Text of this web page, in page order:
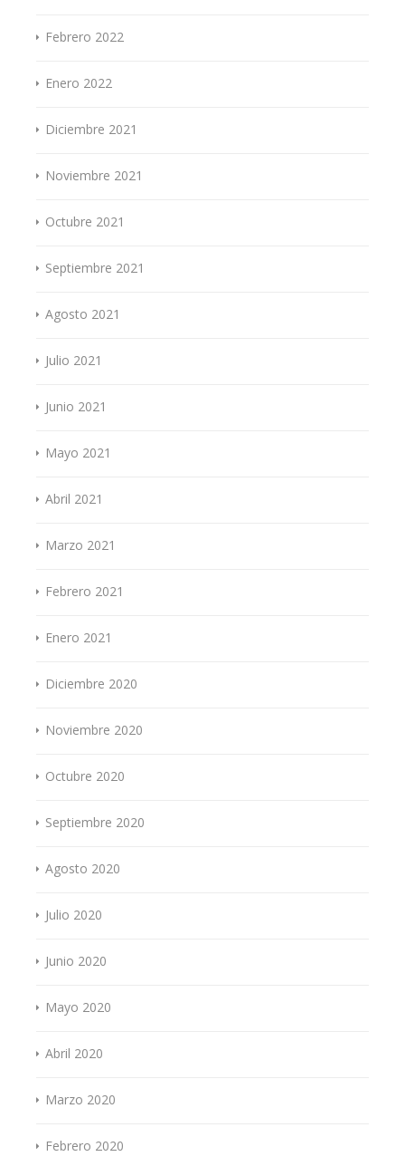
Febrero 2022
Enero 2022
Diciembre 2021
Noviembre 2021
Octubre 2021
Septiembre 2021
Agosto 2021
Julio 2021
Junio 2021
Mayo 2021
Abril 2021
Marzo 2021
Febrero 2021
Enero 2021
Diciembre 2020
Noviembre 2020
Octubre 2020
Septiembre 2020
Agosto 2020
Julio 2020
Junio 2020
Mayo 2020
Abril 2020
Marzo 2020
Febrero 2020